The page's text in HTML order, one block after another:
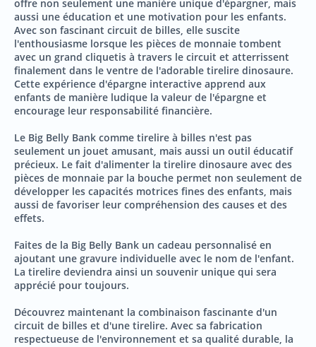
offre non seulement une manière unique d'épargner, mais
aussi une éducation et une motivation pour les enfants.
Avec son fascinant circuit de billes, elle suscite
l'enthousiasme lorsque les pièces de monnaie tombent
avec un grand cliquetis à travers le circuit et atterrissent
finalement dans le ventre de l'adorable tirelire dinosaure.
Cette expérience d'épargne interactive apprend aux
enfants de manière ludique la valeur de l'épargne et
encourage leur responsabilité financière.
Le Big Belly Bank comme tirelire à billes n'est pas
seulement un jouet amusant, mais aussi un outil éducatif
précieux. Le fait d'alimenter la tirelire dinosaure avec des
pièces de monnaie par la bouche permet non seulement de
développer les capacités motrices fines des enfants, mais
aussi de favoriser leur compréhension des causes et des
effets.
Faites de la Big Belly Bank un cadeau personnalisé en
ajoutant une gravure individuelle avec le nom de l'enfant.
La tirelire deviendra ainsi un souvenir unique qui sera
apprécié pour toujours.
Découvrez maintenant la combinaison fascinante d'un
circuit de billes et d'une tirelire. Avec sa fabrication
respectueuse de l'environnement et sa qualité durable, la